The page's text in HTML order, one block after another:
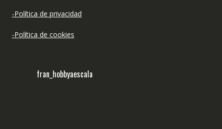
-Política de privacidad
-Política de cookies
fran_hobbyaescala